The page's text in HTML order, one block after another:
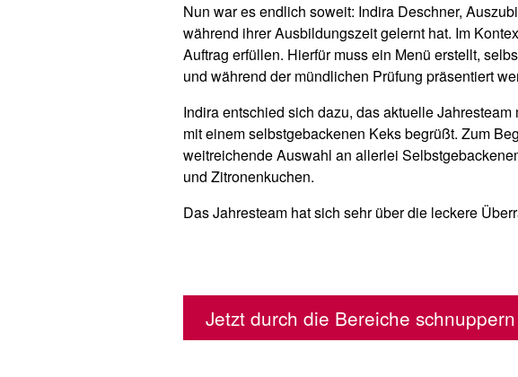
Nun war es endlich soweit: Indira Deschner,
während ihrer Ausbildungszeit gelernt hat. Im
Auftrag erfüllen. Hierfür muss ein Menü erstellt,
und während der mündlichen Prüfung präsentiert
Indira entschied sich dazu, das aktuelle
mit einem selbstgebackenen Keks begrüßt. Zum
weitreichende Auswahl an allerlei
und Zitronenkuchen.
Das Jahresteam hat sich sehr über die leckere
Jetzt durch die Bereiche